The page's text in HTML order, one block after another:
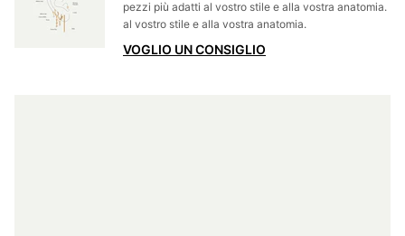
pezzi più adatti al vostro stile e alla vostra anatomia.
al vostro stile e alla vostra anatomia.
VOGLIO UN CONSIGLIO